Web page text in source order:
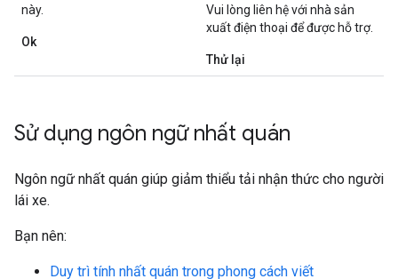
này.
Ok
Vui lòng liên hệ với nhà sản
xuất điện thoại để được hỗ trợ.
Thử lại
Sử dụng ngôn ngữ nhất quán
Ngôn ngữ nhất quán giúp giảm thiểu tải nhận thức cho người
lái xe.
Bạn nên:
Duy trì tính nhất quán trong phong cách viết